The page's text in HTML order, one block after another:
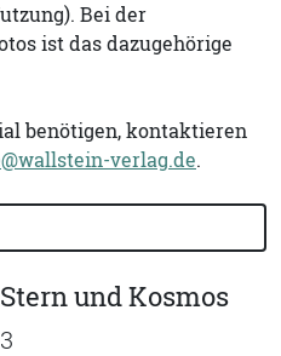
Bei der
ist das dazugehörige
benötigen, kontaktieren
verlag.de.
oder ISBN
und Kosmos